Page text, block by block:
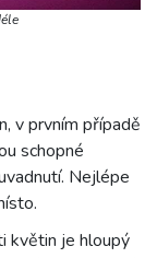
v prvním případě
schopné
Nejlépe
květin je hloupý